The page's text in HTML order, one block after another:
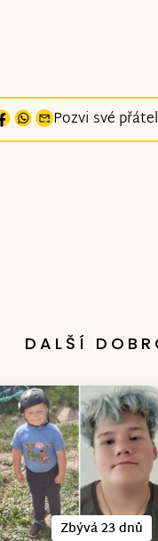
Pozvi své
DALŠÍ
Zbývá 23 dnů